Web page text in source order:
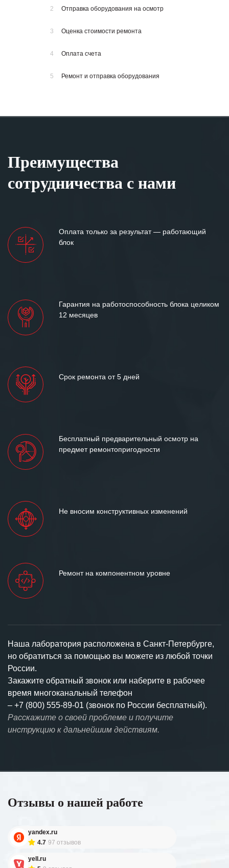
2 Отправка оборудования на осмотр
3 Оценка стоимости ремонта
4 Оплата счета
5 Ремонт и отправка оборудования
Преимущества
сотрудничества с нами
Оплата только за результат — работающий
блок
Гарантия на работоспособность блока целиком
12 месяцев
Срок ремонта от 5 дней
Бесплатный предварительный осмотр на
предмет ремонтопригодности
Не вносим конструктивных изменений
Ремонт на компонентном уровне
Наша лаборатория расположена в Санкт-Петербурге,
но обратиться за помощью вы можете из любой точки
России.
Закажите обратный звонок или наберите в рабочее
время многоканальный телефон
– +7 (800) 555-89-01 (звонок по России бесплатный).
Расскажите о своей проблеме и получите
инструкцию к дальнейшим действиям.
Отзывы о нашей работе
yandex.ru
4.7 97 отзывов
yell.ru